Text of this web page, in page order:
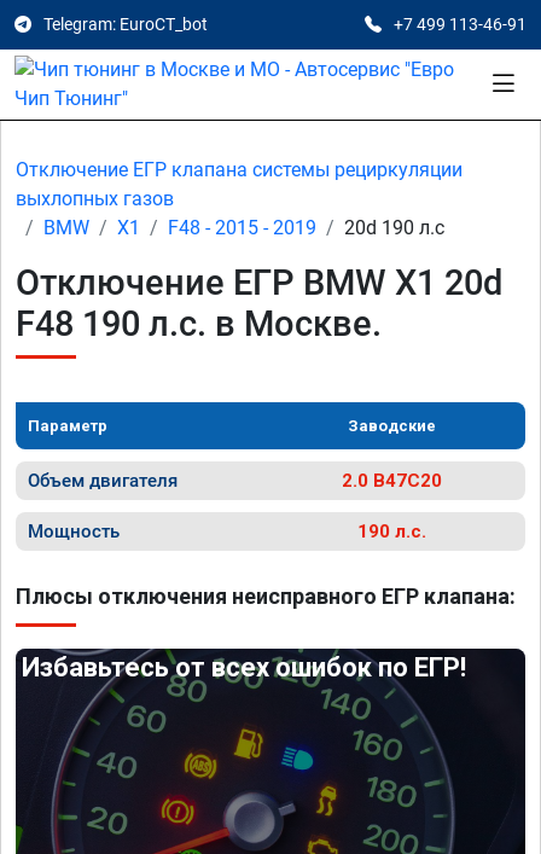
Telegram: EuroCT_bot +7 499 113-46-91
Отключение ЕГР клапана системы рециркуляции
выхлопных газов
BMW
X1 F48 - 2015 - 2019 20d 190 л.с
Отключение ЕГР BMW X1 20d
F48 190 л.с. в Москве.
Параметр Заводские
Объем двигателя 2.0 B47C20
Мощность 190 л.с.
Плюсы отключения неисправного ЕГР клапана:
Избавьтесь от всех ошибок по ЕГР!